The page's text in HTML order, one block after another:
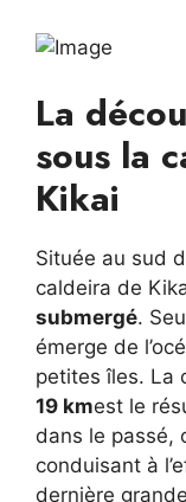
La
sous la
Kikai
Située au sud
caldeira de
submergé.
émerge de
petites îles. La
19 kmest le
dans le passé,
conduisant à
dernière